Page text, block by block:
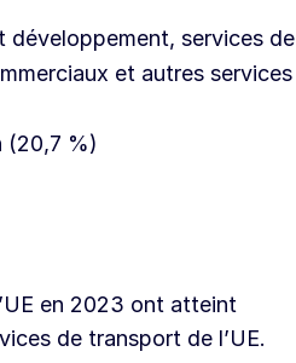
développement, services de
et autres services
(20,7 %)
en 2023 ont atteint
de transport de l’UE.